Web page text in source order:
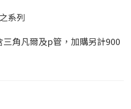
系列
角凡爾及p管，加購另計900